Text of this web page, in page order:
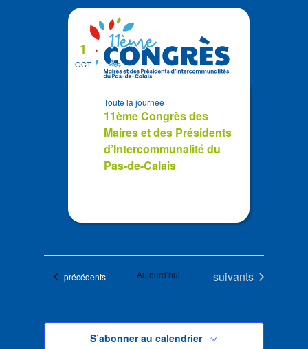
OCT
1
11ème Congrès des
Maires et des Présidents
d’Intercommunalité du
Pas-de-Calais
Toute la journée
Évènements
précédents Aujourd’hui Évènements
suivants
S’abonner au calendrier